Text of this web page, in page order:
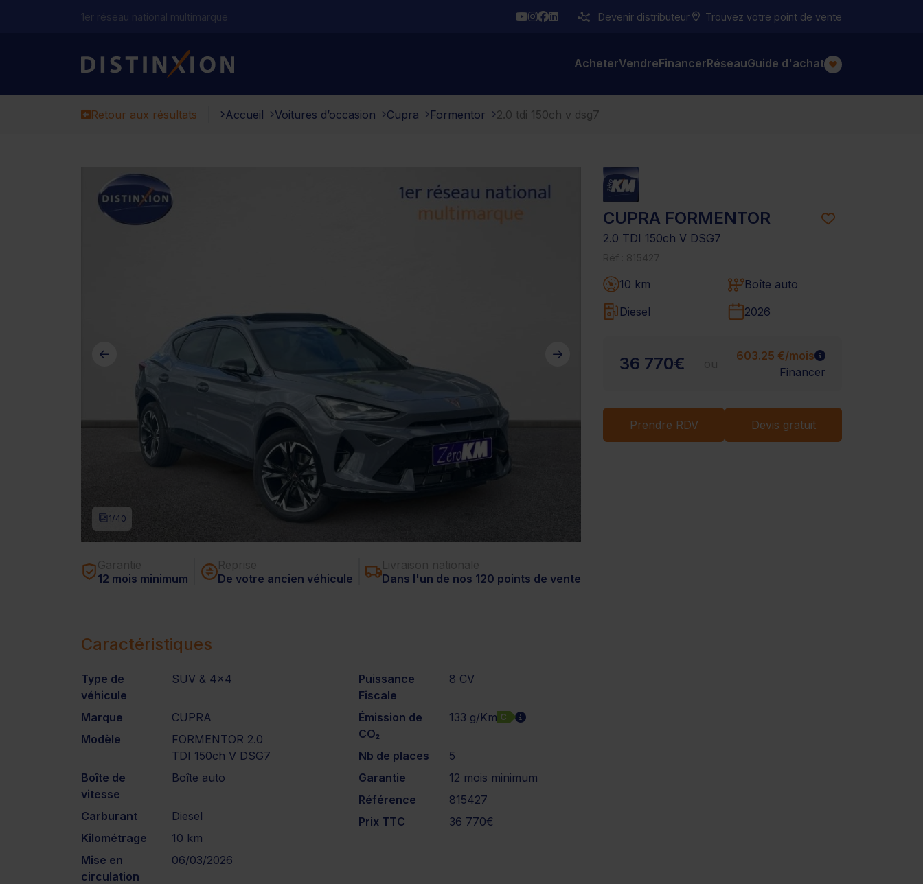
1er réseau national multimarque YouTube
Instagram
Facebook
LinkedinDevenir distributeur Trouvez votre point de vente
Distinxion AcheterVendreFinancerRéseauGuide d'achat
Retour aux résultats Accueil Voitures d’occasion Cupra Formentor 2.0 tdi 150ch v dsg7
CUPRA FORMENTOR
2.0 TDI 150ch V DSG7
10 km
Boîte auto
Diesel
2026
36 770€
603.25 €/mois
Financer
Prendre RDV Devis gratuit
1/40
12 mois minimum
De votre ancien véhicule
Dans l'un de nos 120 points de vente
Caractéristiques
Type de
véhicule
SUV & 4x4
Marque
CUPRA
Modèle
FORMENTOR 2.0
TDI 150ch V DSG7
Boîte de
vitesse
Boîte auto
Carburant
Diesel
Kilométrage
10 km
Mise en
circulation
06/03/2026
Puissance
Fiscale
8 CV
Émission de
CO₂
133 g/Km C
Nb de places
5
Garantie
12 mois minimum
Référence
815427
Prix TTC
36 770€